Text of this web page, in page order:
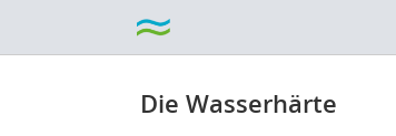
Die Wasserhärte